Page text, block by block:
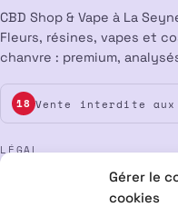
Gérer le
cookies
CBD Shop & Vape à La
Fleurs, résines, vapes et
chanvre : premium,
18 Vente interdite aux
LÉGAL
CGV